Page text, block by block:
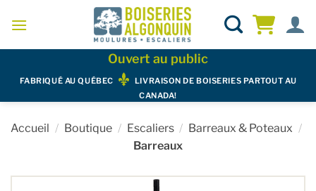
Ouvert au public
FABRIQUÉ AU QUÉBEC
LIVRAISON DE BOISERIES PARTOUT AU
CANADA!
Accueil / Boutique / Escaliers / Barreaux & Poteaux /
Barreaux